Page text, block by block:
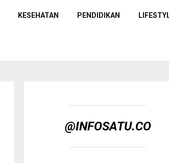
KESEHATAN PENDIDIKAN
@INFOSATU.CO